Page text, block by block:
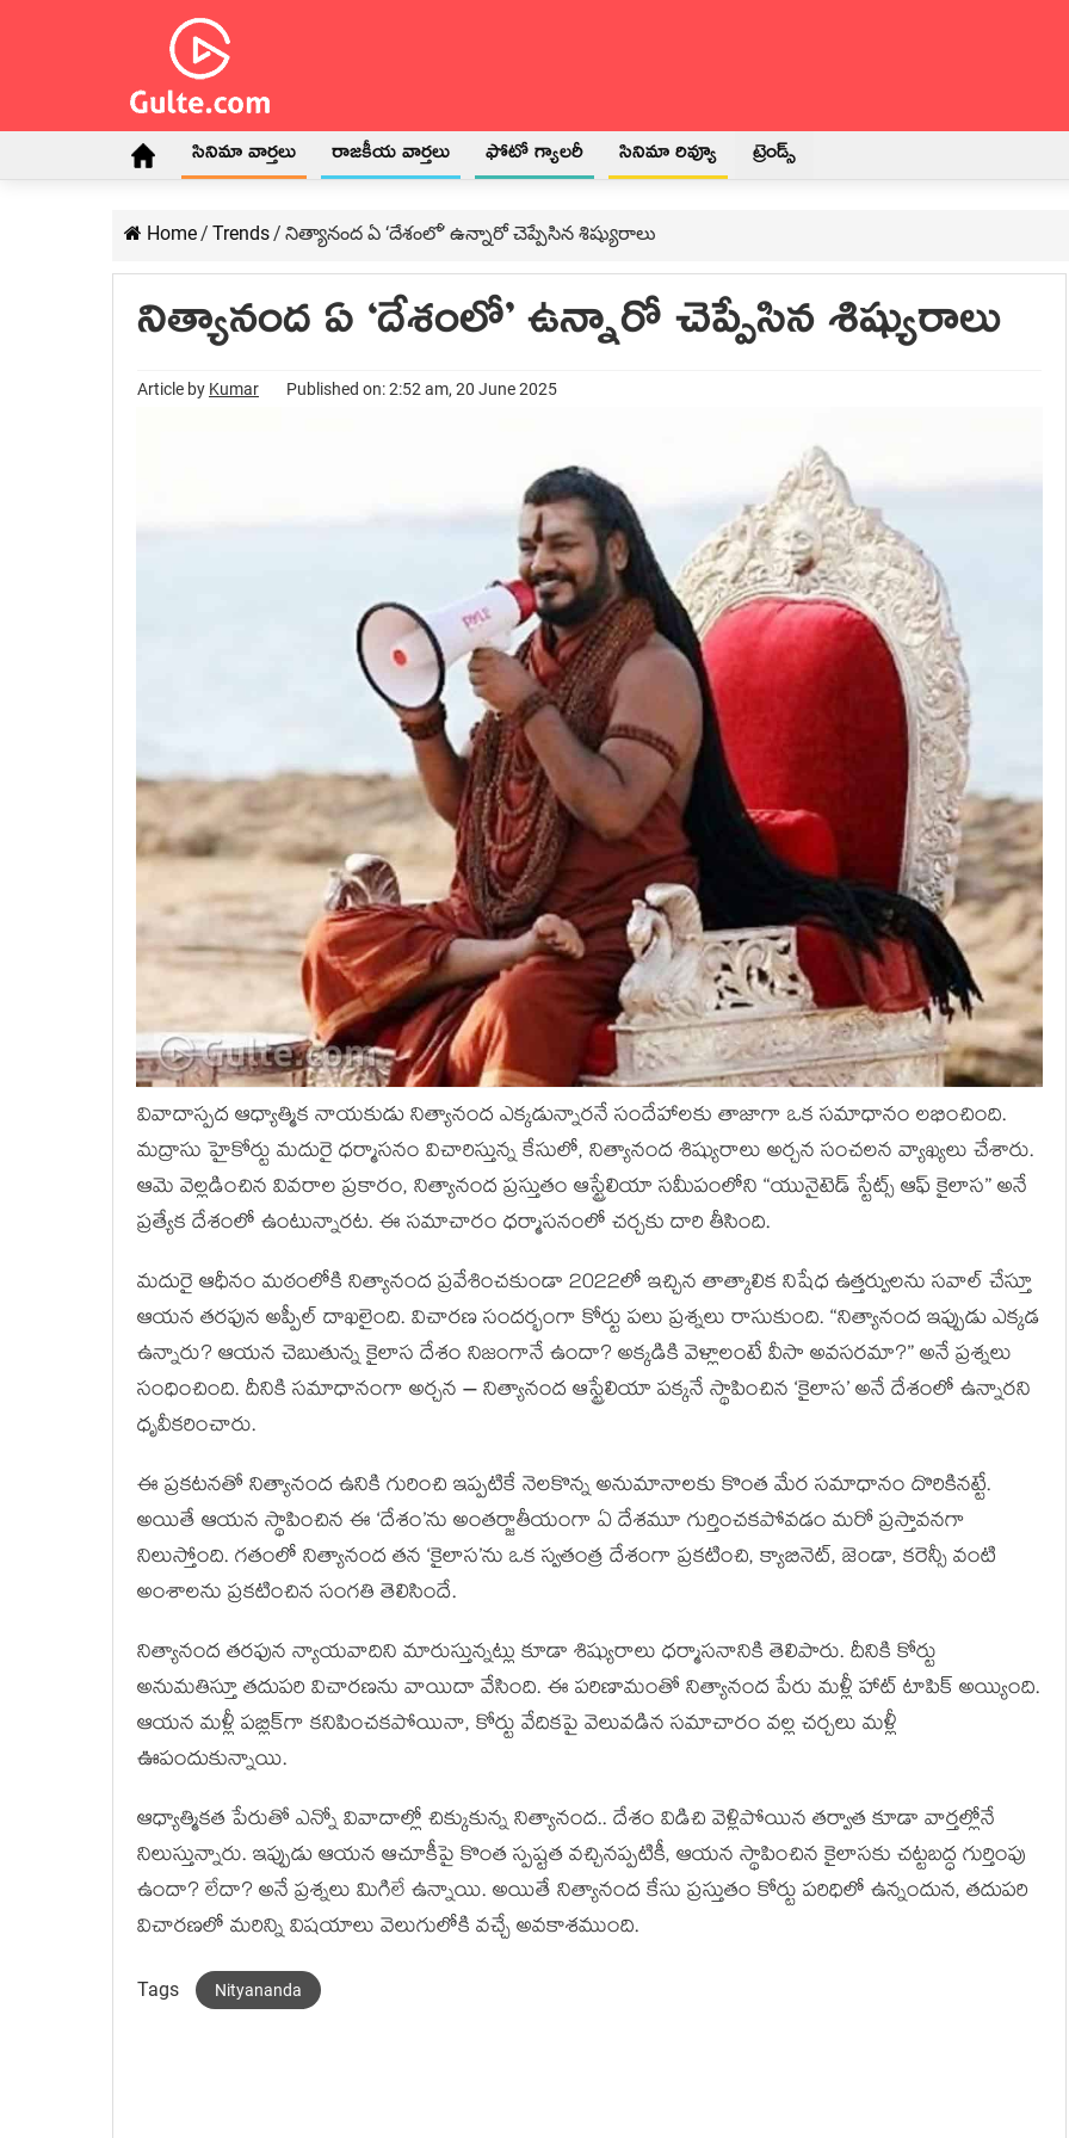
సినిమా వార్తలు రాజకీయ వార్తలు ఫోటో గ్యాలరీ సినిమా రివ్యూ ట్రెండ్స్
Home/ Trends/ నిత్యానంద ఏ ‘దేశంలో’ ఉన్నారో చెప్పేసిన శిష్యురాలు
నిత్యానంద ఏ ‘దేశంలో’ ఉన్నారో చెప్పేసిన శిష్యురాలు
Article by Kumar Published on: 2:52 am, 20 June 2025
వివాదాస్పద ఆధ్యాత్మిక నాయకుడు నిత్యానంద ఎక్కడున్నారనే సందేహాలకు తాజాగా ఒక సమాధానం లభించింది.
మద్రాసు హైకోర్టు మదురై ధర్మాసనం విచారిస్తున్న కేసులో, నిత్యానంద శిష్యురాలు అర్చన సంచలన వ్యాఖ్యలు చేశారు.
ఆమె వెల్లడించిన వివరాల ప్రకారం, నిత్యానంద ప్రస్తుతం ఆస్ట్రేలియా సమీపంలోని “యునైటెడ్ స్టేట్స్ ఆఫ్ కైలాస” అనే
ప్రత్యేక దేశంలో ఉంటున్నారట. ఈ సమాచారం ధర్మాసనంలో చర్చకు దారి తీసింది.
మదురై ఆధీనం మఠంలోకి నిత్యానంద ప్రవేశించకుండా 2022లో ఇచ్చిన తాత్కాలిక నిషేధ ఉత్తర్వులను సవాల్ చేస్తూ
ఆయన తరఫున అప్పీల్ దాఖలైంది. విచారణ సందర్భంగా కోర్టు పలు ప్రశ్నలు రాసుకుంది. “నిత్యానంద ఇప్పుడు ఎక్కడ
ఉన్నారు? ఆయన చెబుతున్న కైలాస దేశం నిజంగానే ఉందా? అక్కడికి వెళ్లాలంటే వీసా అవసరమా?” అనే ప్రశ్నలు
సంధించింది. దీనికి సమాధానంగా అర్చన – నిత్యానంద ఆస్ట్రేలియా పక్కనే స్థాపించిన ‘కైలాస’ అనే దేశంలో ఉన్నారని
ధృవీకరించారు.
ఈ ప్రకటనతో నిత్యానంద ఉనికి గురించి ఇప్పటికే నెలకొన్న అనుమానాలకు కొంత మేర సమాధానం దొరికినట్టే.
అయితే ఆయన స్థాపించిన ఈ ‘దేశం’ను అంతర్జాతీయంగా ఏ దేశమూ గుర్తించకపోవడం మరో ప్రస్తావనగా
నిలుస్తోంది. గతంలో నిత్యానంద తన ‘కైలాస’ను ఒక స్వతంత్ర దేశంగా ప్రకటించి, క్యాబినెట్, జెండా, కరెన్సీ వంటి
అంశాలను ప్రకటించిన సంగతి తెలిసిందే.
నిత్యానంద తరఫున న్యాయవాదిని మారుస్తున్నట్లు కూడా శిష్యురాలు ధర్మాసనానికి తెలిపారు. దీనికి కోర్టు
అనుమతిస్తూ తదుపరి విచారణను వాయిదా వేసింది. ఈ పరిణామంతో నిత్యానంద పేరు మళ్లీ హాట్ టాపిక్ అయ్యింది.
ఆయన మళ్లీ పబ్లిక్‌గా కనిపించకపోయినా, కోర్టు వేదికపై వెలువడిన సమాచారం వల్ల చర్చలు మళ్లీ
ఊపందుకున్నాయి.
ఆధ్యాత్మికత పేరుతో ఎన్నో వివాదాల్లో చిక్కుకున్న నిత్యానంద.. దేశం విడిచి వెళ్లిపోయిన తర్వాత కూడా వార్తల్లోనే
నిలుస్తున్నారు. ఇప్పుడు ఆయన ఆచూకీపై కొంత స్పష్టత వచ్చినప్పటికీ, ఆయన స్థాపించిన కైలాసకు చట్టబద్ధ గుర్తింపు
ఉందా? లేదా? అనే ప్రశ్నలు మిగిలే ఉన్నాయి. అయితే నిత్యానంద కేసు ప్రస్తుతం కోర్టు పరిధిలో ఉన్నందున, తదుపరి
విచారణలో మరిన్ని విషయాలు వెలుగులోకి వచ్చే అవకాశముంది.
Tags Nityananda